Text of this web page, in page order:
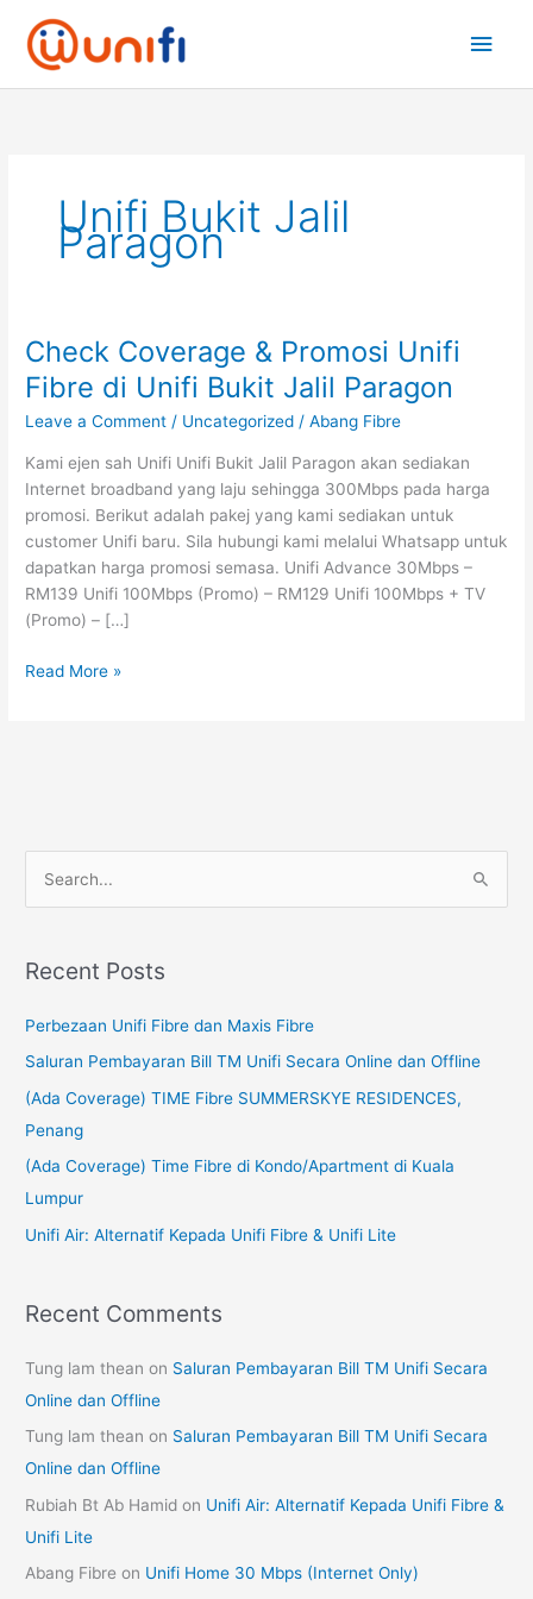
content
Unifi Bukit Jalil
Paragon
Check Coverage & Promosi Unifi
Fibre di Unifi Bukit Jalil Paragon
Leave a Comment / Uncategorized /Abang Fibre
Kami ejen sah Unifi Unifi Bukit Jalil Paragon akan sediakan
Internet broadband yang laju sehingga 300Mbps pada harga
promosi. Berikut adalah pakej yang kami sediakan untuk
customer Unifi baru. Sila hubungi kami melalui Whatsapp untuk
dapatkan harga promosi semasa. Unifi Advance 30Mbps –
RM139 Unifi 100Mbps (Promo) – RM129 Unifi 100Mbps + TV
(Promo) – […]
Check
Coverage
&
Promosi
Unifi
Jalil
Read More »
r
o
r
:
Recent Posts
Perbezaan Unifi Fibre dan Maxis Fibre
Saluran Pembayaran Bill TM Unifi Secara Online dan Offline
(Ada Coverage) TIME Fibre SUMMERSKYE RESIDENCES,
Penang
(Ada Coverage) Time Fibre di Kondo/Apartment di Kuala
Lumpur
Unifi Air: Alternatif Kepada Unifi Fibre & Unifi Lite
Recent Comments
Tung lam thean on Saluran Pembayaran Bill TM Unifi Secara
Online dan Offline
Tung lam thean on Saluran Pembayaran Bill TM Unifi Secara
Online dan Offline
Rubiah Bt Ab Hamid on Unifi Air: Alternatif Kepada Unifi Fibre &
Unifi Lite
Abang Fibre on Unifi Home 30 Mbps (Internet Only)